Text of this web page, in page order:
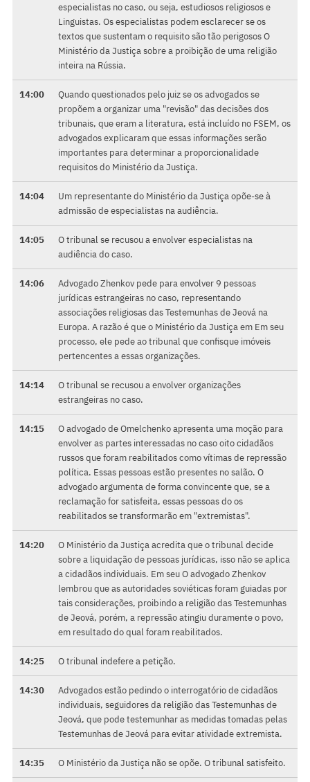
especialistas no caso, ou seja, estudiosos religiosos e
Linguistas. Os especialistas podem esclarecer se os
textos que sustentam o requisito são tão perigosos O
Ministério da Justiça sobre a proibição de uma religião
inteira na Rússia.
14:00
Quando questionados pelo juiz se os advogados se
propõem a organizar uma "revisão" das decisões dos
tribunais, que eram a literatura, está incluído no FSEM, os
advogados explicaram que essas informações serão
importantes para determinar a proporcionalidade
requisitos do Ministério da Justiça.
14:04
Um representante do Ministério da Justiça opõe-se à
admissão de especialistas na audiência.
14:05
O tribunal se recusou a envolver especialistas na
audiência do caso.
14:06
Advogado Zhenkov pede para envolver 9 pessoas
jurídicas estrangeiras no caso, representando
associações religiosas das Testemunhas de Jeová na
Europa. A razão é que o Ministério da Justiça em Em seu
processo, ele pede ao tribunal que confisque imóveis
pertencentes a essas organizações.
14:14
O tribunal se recusou a envolver organizações
estrangeiras no caso.
14:15
O advogado de Omelchenko apresenta uma moção para
envolver as partes interessadas no caso oito cidadãos
russos que foram reabilitados como vítimas de repressão
política. Essas pessoas estão presentes no salão. O
advogado argumenta de forma convincente que, se a
reclamação for satisfeita, essas pessoas do os
reabilitados se transformarão em "extremistas".
14:20
O Ministério da Justiça acredita que o tribunal decide
sobre a liquidação de pessoas jurídicas, isso não se aplica
a cidadãos individuais. Em seu O advogado Zhenkov
lembrou que as autoridades soviéticas foram guiadas por
tais considerações, proibindo a religião das Testemunhas
de Jeová, porém, a repressão atingiu duramente o povo,
em resultado do qual foram reabilitados.
14:25 O tribunal indefere a petição.
14:30
Advogados estão pedindo o interrogatório de cidadãos
individuais, seguidores da religião das Testemunhas de
Jeová, que pode testemunhar as medidas tomadas pelas
Testemunhas de Jeová para evitar atividade extremista.
14:35 O Ministério da Justiça não se opõe. O tribunal satisfeito.